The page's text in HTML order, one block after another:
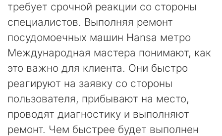
требует срочной реакции со стороны
специалистов. Выполняя ремонт
посудомоечных машин Hansa метро
Международная мастера понимают, как
это важно для клиента. Они быстро
реагируют на заявку со стороны
пользователя, прибывают на место,
проводят диагностику и выполняют
ремонт. Чем быстрее будет выполнен